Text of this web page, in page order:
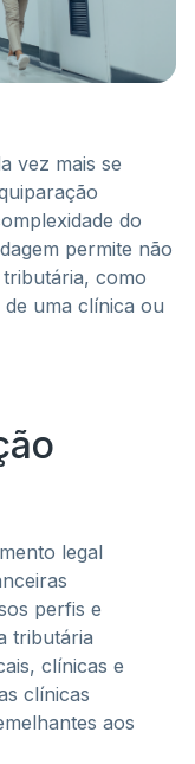
vez mais se
do
permite não
como
uma clínica ou
legal
perfis e
tributária
clínicas e
clínicas
aos